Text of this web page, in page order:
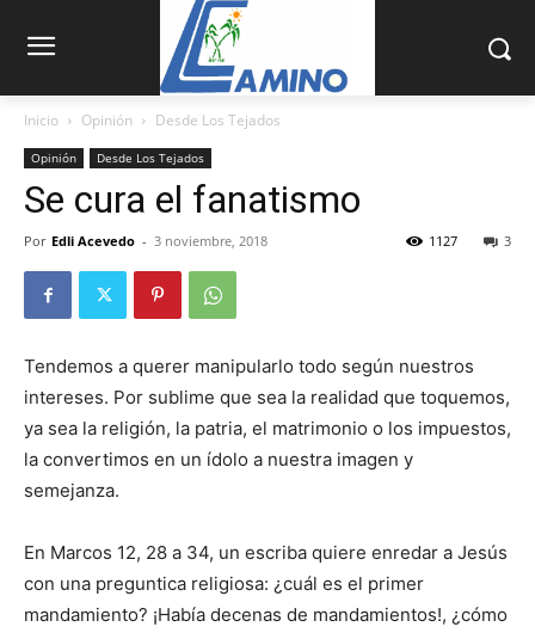
Inicio Opinión Desde Los Tejados
Opinión Desde Los Tejados
Se cura el fanatismo
Por Edli Acevedo - 3 noviembre, 2018 3
1127
Tendemos a querer manipularlo todo según nuestros
intereses. Por sublime que sea la rea­lidad que toquemos,
ya sea la religión, la patria, el matrimonio o los impuestos,
la convertimos en un ídolo a nuestra imagen y
semejanza.
En Marcos 12, 28 a 34, un escriba quiere enredar a Jesús
con una preguntica religiosa: ¿cuál es el primer
mandamiento? ¡Había decenas de manda­mientos!, ¿cómo